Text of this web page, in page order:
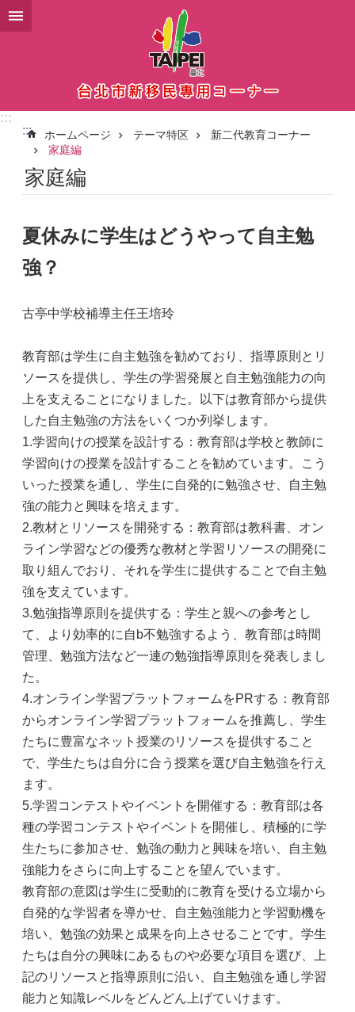
メインコンテンツブロックにスキップ
:::
:::
ホームページ テーマ特区
新二代教育コーナー
家庭編
家庭編
夏休みに学生はどうやって自主勉
強？
古亭中学校補導主任王培玲
教育部は学生に自主勉強を勧めており、指導原則とリ
ソースを提供し、学生の学習発展と自主勉強能力の向
上を支えることになりました。以下は教育部から提供
した自主勉強の方法をいくつか列挙します。
1.学習向けの授業を設計する：教育部は学校と教師に
学習向けの授業を設計することを勧めています。こう
いった授業を通し、学生に自発的に勉強させ、自主勉
強の能力と興味を培えます。
2.教材とリソースを開発する：教育部は教科書、オン
ライン学習などの優秀な教材と学習リソースの開発に
取り組んでおり、それを学生に提供することで自主勉
強を支えています。
3.勉強指導原則を提供する：学生と親への参考とし
て、より効率的に自b不勉強するよう、教育部は時間
管理、勉強方法など一連の勉強指導原則を発表しまし
た。
4.オンライン学習プラットフォームをPRする：教育部
からオンライン学習プラットフォームを推薦し、学生
たちに豊富なネット授業のリソースを提供すること
で、学生たちは自分に合う授業を選び自主勉強を行え
ます。
5.学習コンテストやイベントを開催する：教育部は各
種の学習コンテストやイベントを開催し、積極的に学
生たちに参加させ、勉強の動力と興味を培い、自主勉
強能力をさらに向上することを望んでいます。
教育部の意図は学生に受動的に教育を受ける立場から
自発的な学習者を導かせ、自主勉強能力と学習動機を
培い、勉強の効果と成果を向上させることです。学生
たちは自分の興味にあるものや必要な項目を選び、上
記のリソースと指導原則に沿い、自主勉強を通し学習
能力と知識レベルをどんどん上げていけます。